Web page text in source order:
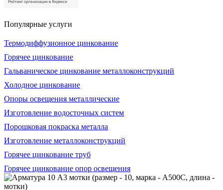
Популярные услуги
Термодиффузионное цинкование
Горячее цинкование
Гальваническое цинкование металлоконструкций
Холодное цинкование
Опоры освещения металлические
Изготовление водосточных систем
Порошковая покраска металла
Изготовление металлоконструкций
Горячее цинкование труб
Горячее цинкование опор освещения